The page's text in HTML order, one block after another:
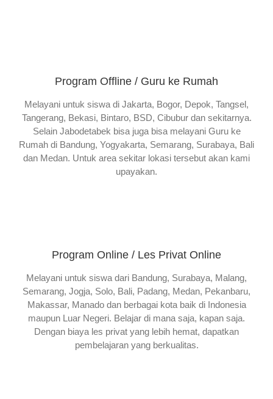
Program Offline / Guru ke Rumah
Melayani untuk siswa di Jakarta, Bogor, Depok, Tangsel,
Tangerang, Bekasi, Bintaro, BSD, Cibubur dan sekitarnya.
Selain Jabodetabek bisa juga bisa melayani Guru ke
Rumah di Bandung, Yogyakarta, Semarang, Surabaya, Bali
dan Medan. Untuk area sekitar lokasi tersebut akan kami
upayakan.
Program Online / Les Privat Online
Melayani untuk siswa dari Bandung, Surabaya, Malang,
Semarang, Jogja, Solo, Bali, Padang, Medan, Pekanbaru,
Makassar, Manado dan berbagai kota baik di Indonesia
maupun Luar Negeri. Belajar di mana saja, kapan saja.
Dengan biaya les privat yang lebih hemat, dapatkan
pembelajaran yang berkualitas.